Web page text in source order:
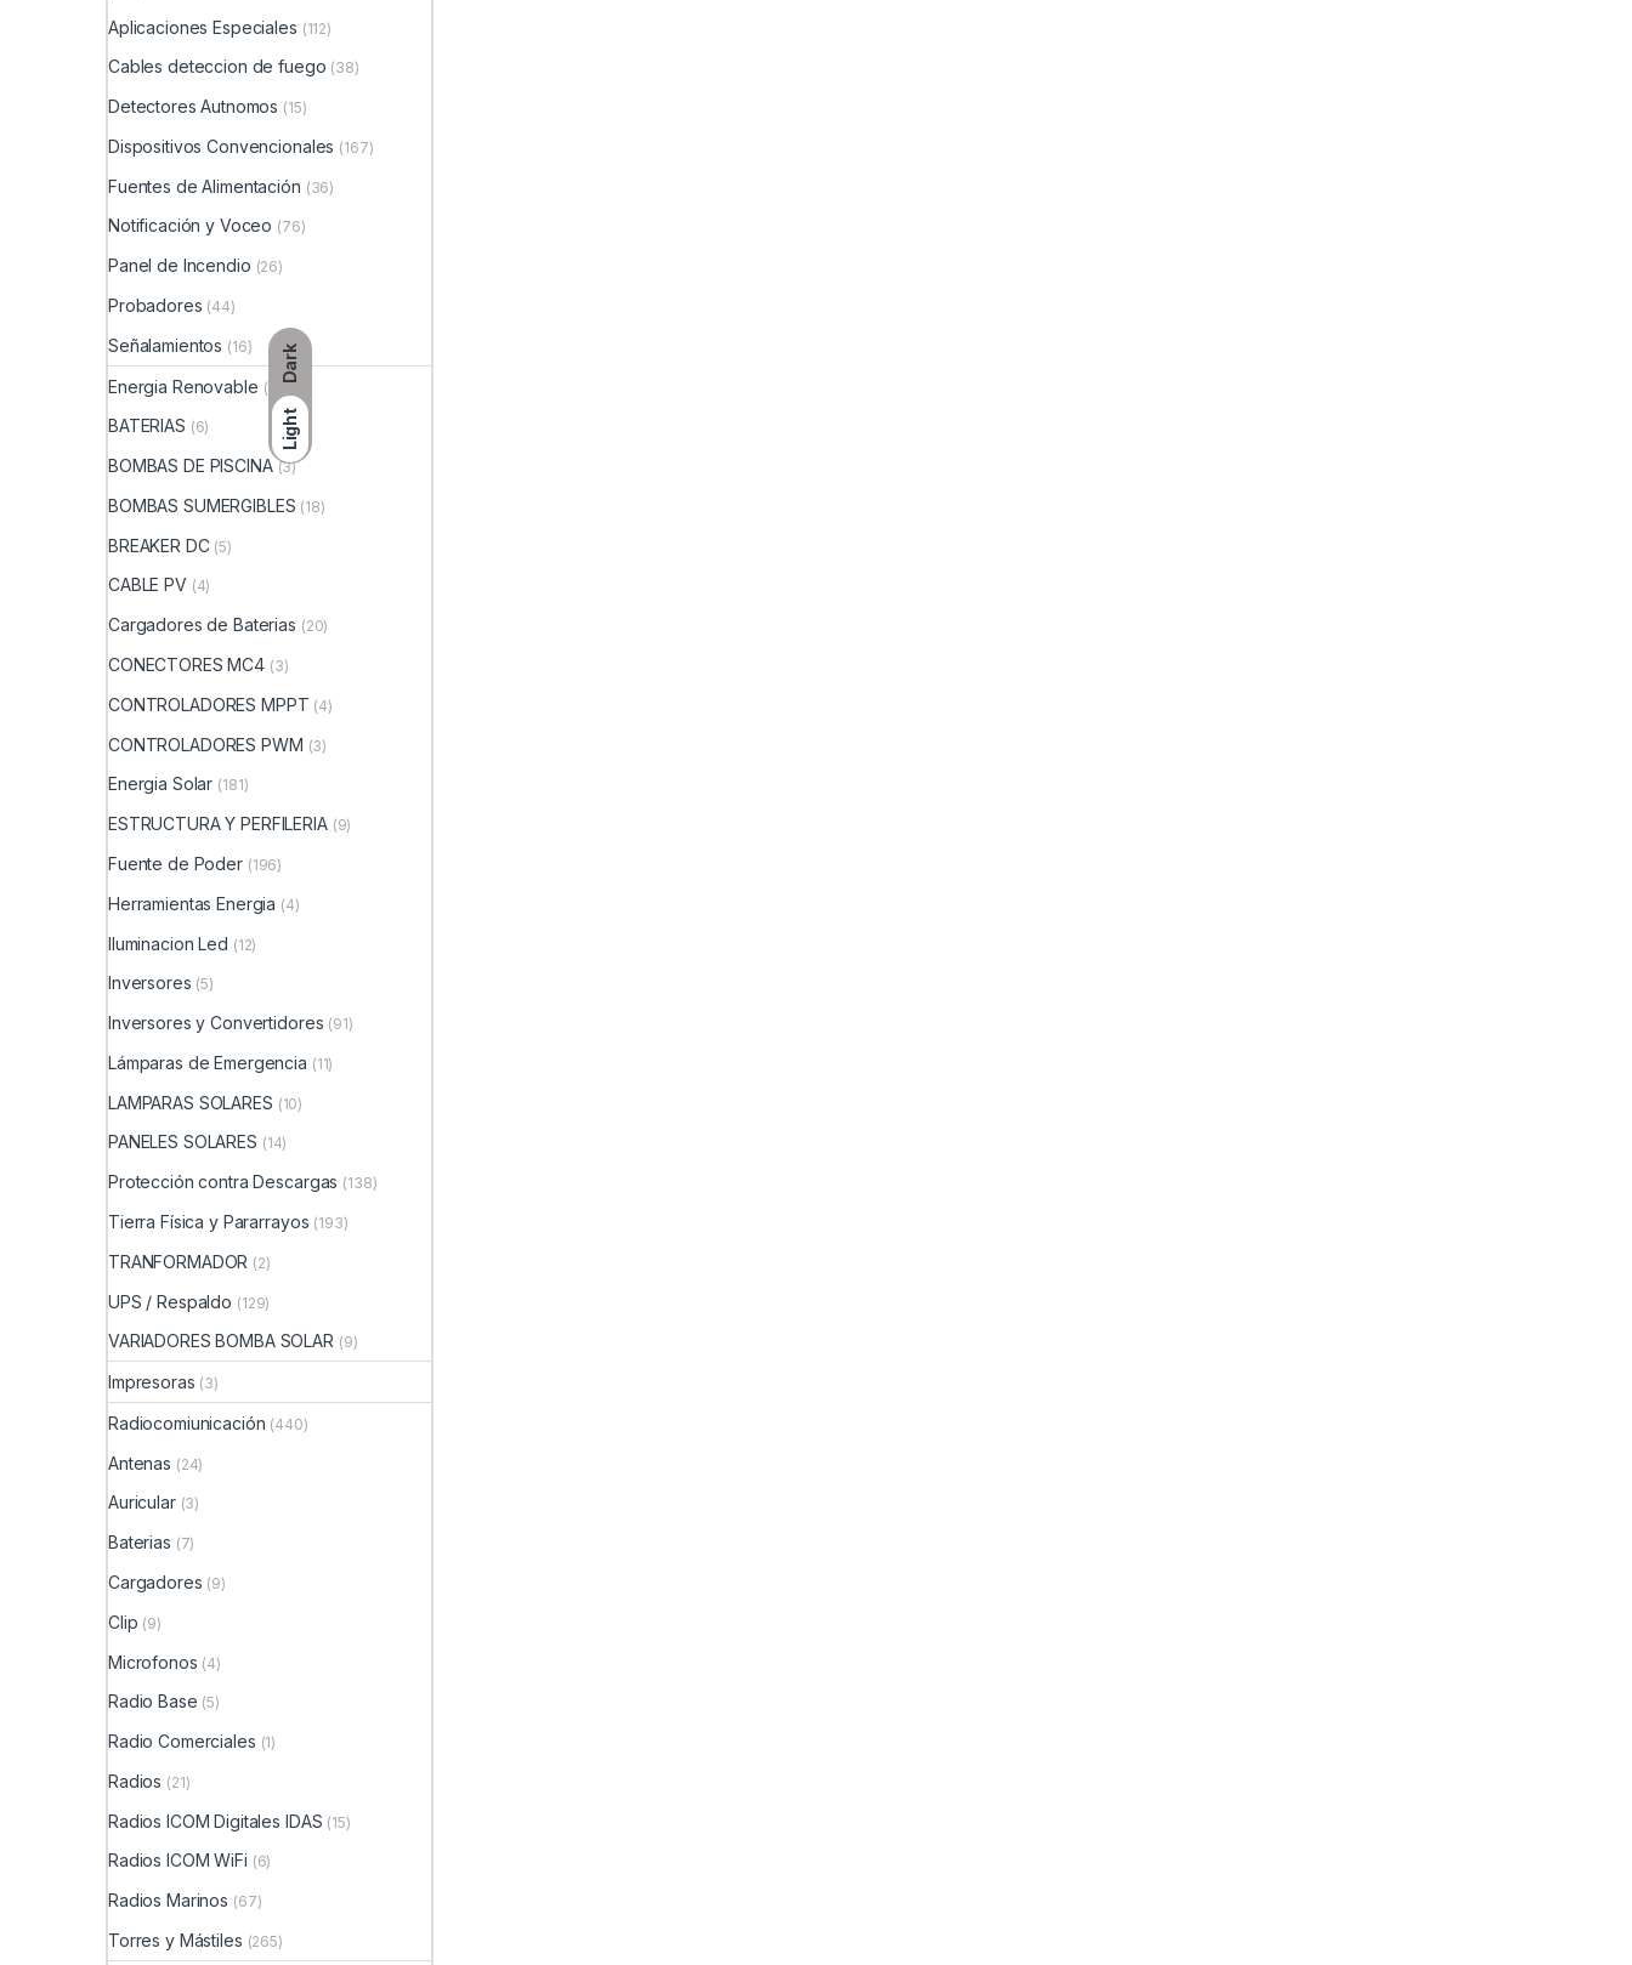
Dark
Light
Aplicaciones Especiales (112)
Cables deteccion de fuego (38)
Detectores Autnomos (15)
Dispositivos Convencionales (167)
Fuentes de Alimentación (36)
Notificación y Voceo (76)
Panel de Incendio (26)
Probadores (44)
Señalamientos (16)
Energia Renovable (1070)
BATERIAS (6)
BOMBAS DE PISCINA (3)
BOMBAS SUMERGIBLES (18)
BREAKER DC (5)
CABLE PV (4)
Cargadores de Baterias (20)
CONECTORES MC4 (3)
CONTROLADORES MPPT (4)
CONTROLADORES PWM (3)
Energia Solar (181)
ESTRUCTURA Y PERFILERIA (9)
Fuente de Poder (196)
Herramientas Energia (4)
Iluminacion Led (12)
Inversores (5)
Inversores y Convertidores (91)
Lámparas de Emergencia (11)
LAMPARAS SOLARES (10)
PANELES SOLARES (14)
Protección contra Descargas (138)
Tierra Física y Pararrayos (193)
TRANFORMADOR (2)
UPS / Respaldo (129)
VARIADORES BOMBA SOLAR (9)
Impresoras (3)
Radiocomiunicación (440)
Antenas (24)
Auricular (3)
Baterias (7)
Cargadores (9)
Clip (9)
Microfonos (4)
Radio Base (5)
Radio Comerciales (1)
Radios (21)
Radios ICOM Digitales IDAS (15)
Radios ICOM WiFi (6)
Radios Marinos (67)
Torres y Mástiles (265)